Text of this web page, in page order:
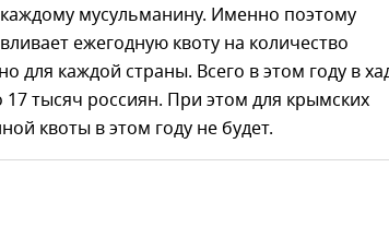
мусульманину. Именно поэтому
ежегодную квоту на количество
для каждой страны. Всего в этом году в
17 тысяч россиян. При этом для крымских
квоты в этом году не будет.